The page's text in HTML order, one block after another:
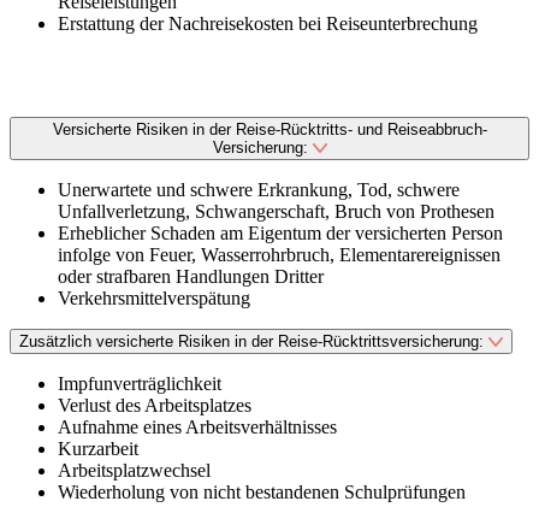
Erstattung der Nachreisekosten bei Reiseunterbrechung
Versicherte Risiken in der Reise-Rücktritts- und Reiseabbruch-
Versicherung:
Unerwartete und schwere Erkrankung, Tod, schwere
Unfallverletzung, Schwangerschaft, Bruch von Prothesen
Erheblicher Schaden am Eigentum der versicherten Person
infolge von Feuer, Wasserrohrbruch, Elementarereignissen
oder strafbaren Handlungen Dritter
Verkehrsmittelverspätung
Zusätzlich versicherte Risiken in der Reise-Rücktrittsversicherung:
Impfunverträglichkeit
Verlust des Arbeitsplatzes
Aufnahme eines Arbeitsverhältnisses
Kurzarbeit
Arbeitsplatzwechsel
Wiederholung von nicht bestandenen Schulprüfungen